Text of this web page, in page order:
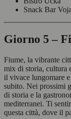
Snack Bar
Giorno 5 –
Fiume, la vibrante
mix di storia, cultura
il vivace lungomare
subito. Nei prossimi
di storia e la
mediterranei. Ti
questa città, dove il